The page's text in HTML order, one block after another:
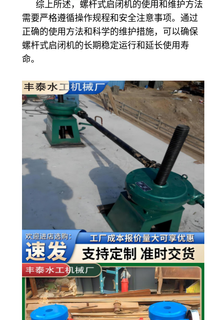
综上所述，螺杆式启闭机的使用和维护方法
需要严格遵循操作规程和安全注意事项。通过
正确的使用方法和科学的维护措施，可以确保
螺杆式启闭机的长期稳定运行和延长使用寿
命。